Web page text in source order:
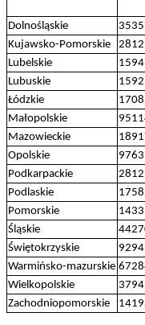
Dolnośląskie
Kujawsko-Pomorskie
Lubelskie
Lubuskie
Łódzkie
Małopolskie
Mazowieckie
Opolskie
9763
Podkarpackie
Podlaskie
Pomorskie
Śląskie
Świętokrzyskie
9294
Warmińsko-mazurskie
Wielkopolskie
Zachodniopomorskie